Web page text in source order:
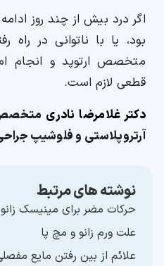
اگر درد بیش از چند روز
بود، یا با ناتوانی در راه
متخصص ارتوپد و انجام
قطعی لازم است.
دکتر غلامرضا نادری متخصص
آرتروپلاستی و فلوشیپ
نوشته های مرتبط
حرکات مضر برای مینیسک زانو
علت ورم زانو و مچ پا
علائم از بین رفتن مایع